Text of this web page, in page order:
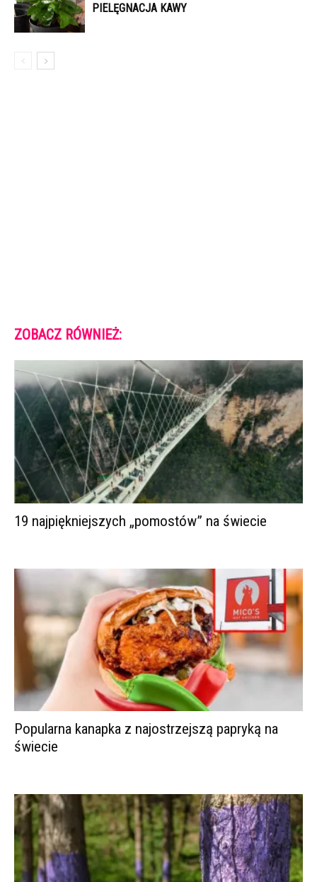
PIELĘGNACJA KAWY
ZOBACZ RÓWNIEŻ:
19 najpiękniejszych „pomostów” na świecie
Popularna kanapka z najostrzejszą papryką na
świecie